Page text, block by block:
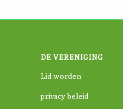
DE VERENIGING
Lid worden
privacy beleid